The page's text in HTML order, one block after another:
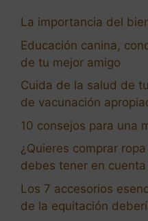
La importancia del
Educación canina,
de tu mejor amigo
Cuida de la salud de
de vacunación
10 consejos para una
¿Quieres comprar
debes tener en cuenta
Los 7 accesorios
de la equitación